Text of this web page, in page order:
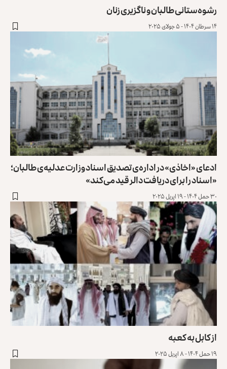
رشوه‌ستانی طالبان و ناگزیری زنان
۱۴ سرطان ۱۴۰۴ - ۵ جولای ۲۰۲۵
ادعای «اخاذی» در اداره‌ی تصدیق اسناد وزارت عدلیه‌ی طالبان؛
«اسناد را برای دریافت دالر قید می‌کند»
۳۰ حمل ۱۴۰۴ - ۱۹ اپریل ۲۰۲۵
از کابل به کعبه
۱۹ حمل ۱۴۰۴ - ۸ اپریل ۲۰۲۵